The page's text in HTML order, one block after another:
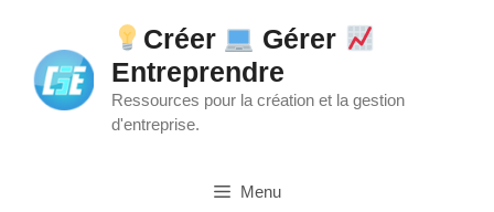
contenu
Créer
Gérer
Entreprendre
Ressources pour la création et la gestion
d'entreprise.
Menu